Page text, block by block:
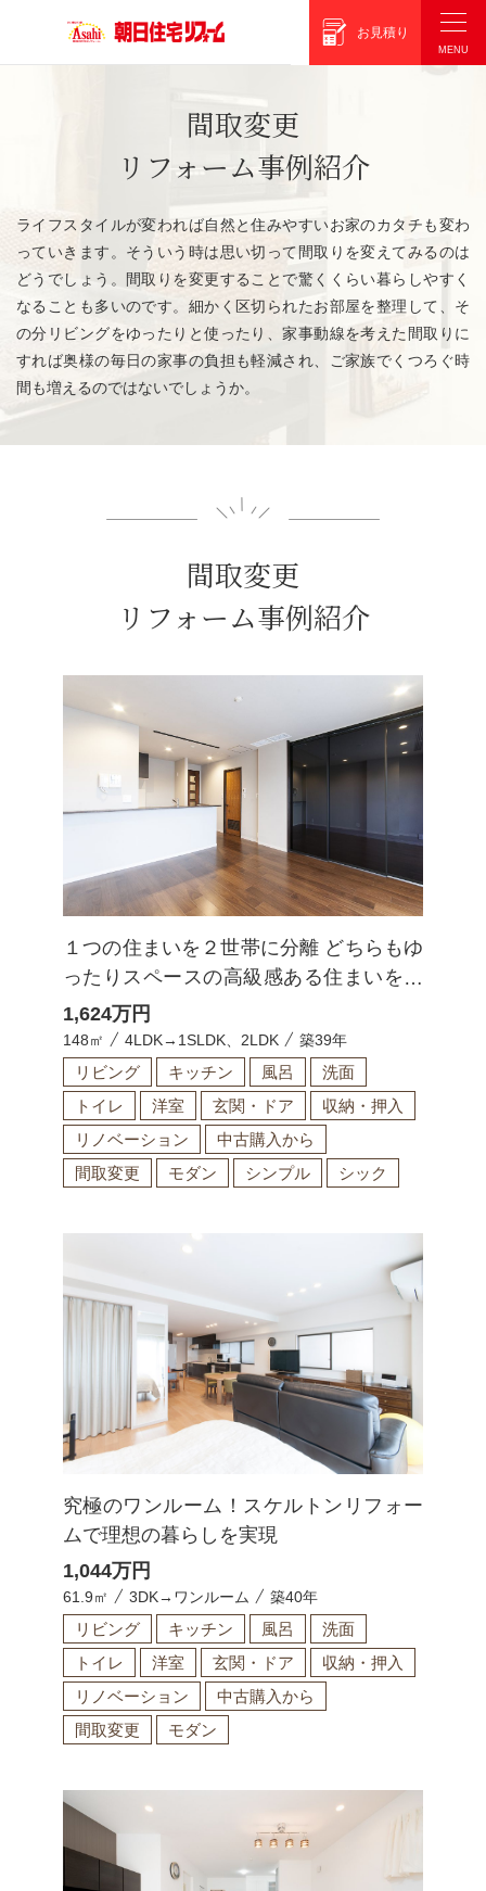
お見積り
間取変更
リフォーム事例紹介
ライフスタイルが変われば自然と住みやすいお家のカタチも変わ
っていきます。そういう時は思い切って間取りを変えてみるのは
どうでしょう。間取りを変更することで驚くくらい暮らしやすく
なることも多いのです。細かく区切られたお部屋を整理して、そ
の分リビングをゆったりと使ったり、家事動線を考えた間取りに
すれば奥様の毎日の家事の負担も軽減され、ご家族でくつろぐ時
間も増えるのではないでしょうか。
間取変更
リフォーム事例紹介
１つの住まいを２世帯に分離 どちらもゆ
ったりスペースの高級感ある住まいを実
現
1,624万円
148㎡ 4LDK→1SLDK、2LDK 築39年
リビング キッチン 風呂
洗面
トイレ
洋室 玄関・ドア
収納・押入
リノベーション
中古購入から
間取変更
モダン シンプル シック
究極のワンルーム！スケルトンリフォー
ムで理想の暮らしを実現
1,044万円
61.9㎡ 3DK→ワンルーム 築40年
リビング キッチン 風呂
洗面
トイレ
洋室 玄関・ドア
収納・押入
リノベーション
中古購入から
間取変更
モダン